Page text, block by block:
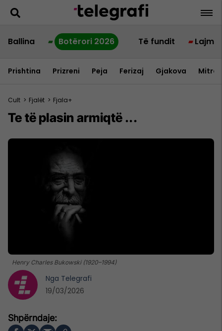
Ballina Botërori 2026 Të fundit Lajme
Prishtina Prizreni Peja Ferizaj Gjakova
Cult > Fjalët > Fjala+
Te të plasin armiqtë ...
Henry Charles Bukowski (1920–1994)
Nga Telegrafi
19/03/2026